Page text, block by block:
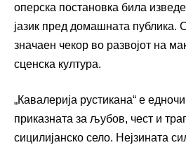
оперска постановка била
јазик пред домашната публика.
значаен чекор во развојот на
сценска култура.
„Кавалерија рустикана“ е
приказната за љубов, чест и
сицилијанско село. Нејзината